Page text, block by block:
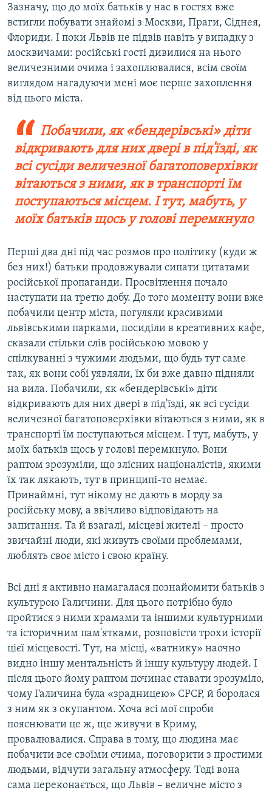
Зазначу, що до моїх батьків у нас в гостях вже
встигли побувати знайомі з Москви, Праги, Сіднея,
Флориди. І поки Львів не підвів навіть у випадку з
москвичами: російські гості дивилися на нього
величезними очима і захоплювалися, всім своїм
виглядом нагадуючи мені моє перше захоплення
від цього міста.
Побачили, як «бендерівські» діти
відкривають для них двері в під'їзді, як
всі сусіди величезної багатоповерхівки
вітаються з ними, як в транспорті їм
поступаються місцем. І тут, мабуть, у
моїх батьків щось у голові перемкнуло
Перші два дні під час розмов про політику (куди ж
без них!) батьки продовжували сипати цитатами
російської пропаганди. Просвітлення почало
наступати на третю добу. До того моменту вони вже
побачили центр міста, погуляли красивими
львівськими парками, посиділи в креативних кафе,
сказали стільки слів російською мовою у
спілкуванні з чужими людьми, що будь тут саме
так, як вони собі уявляли, їх би вже давно підняли
на вила. Побачили, як «бендерівські» діти
відкривають для них двері в під'їзді, як всі сусіди
величезної багатоповерхівки вітаються з ними, як в
транспорті їм поступаються місцем. І тут, мабуть, у
моїх батьків щось у голові перемкнуло. Вони
раптом зрозуміли, що злісних націоналістів, якими
їх так лякають, тут в принципі-то немає.
Принаймні, тут нікому не дають в морду за
російську мову, а ввічливо відповідають на
запитання. Та й взагалі, місцеві жителі – просто
звичайні люди, які живуть своїми проблемами,
люблять своє місто і свою країну.
Всі дні я активно намагалася познайомити батьків з
культурою Галичини. Для цього потрібно було
пройтися з ними храмами та іншими культурними
та історичним пам'ятками, розповісти трохи історії
цієї місцевості. Тут, на місці, «ватнику» наочно
видно іншу ментальність й іншу культуру людей. І
після цього йому раптом починає ставати зрозуміло,
чому Галичина була «зрадницею» СРСР, й боролася
з ним як з окупантом. Хоча всі мої спроби
пояснювати це ж, ще живучи в Криму,
провалювалися. Справа в тому, що людина має
побачити все своїми очима, поговорити з простими
людьми, відчути загальну атмосферу. Тоді вона
сама переконається, що Львів – величне місто з